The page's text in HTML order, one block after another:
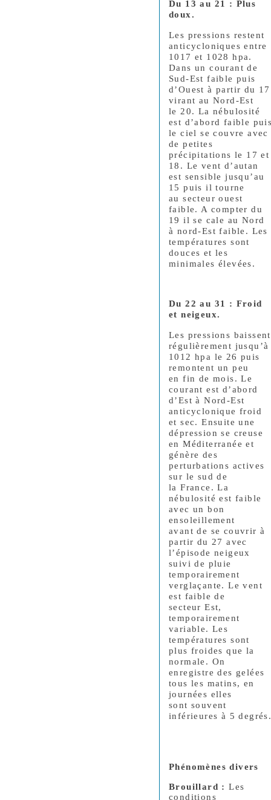
Du 13 au 21 : Plus
doux​.
Les pressions restent
anticycloniques entre
1017 et 1028 hpa.
Dans un courant de
Sud-Est faible puis
d’Ouest à partir du 17
virant au Nord-Est
le 20. La nébulosité
est d’abord faible
le ciel se couvre avec
de petites
précipitations le 17 et
18. Le vent d’autan
est sensible jusqu’au
15 puis il tourne
au secteur ouest
faible. A compter du
19 il se cale au Nord
à nord-Est faible. Les
températures sont
douces et les
minimales élevées.
Du 22 au 31 : Froid
et neigeux.
Les pressions baissent
régulièrement jusqu’à
1012 hpa le 26 puis
remontent un peu
en fin de mois. Le
courant est d’abord
d’Est à Nord-Est
anticyclonique froid
et sec. Ensuite une
dépression se creuse
en Méditerranée et
génère des
perturbations actives
sur le sud de
la France. La
nébulosité est faible
avec un bon
ensoleillement
avant de se couvrir à
partir du 27 avec
l’épisode neigeux
suivi de pluie
temporairement
verglaçante. Le vent
est faible de
secteur Est,
temporairement
variable. Les
températures sont
plus froides que la
normale. On
enregistre des gelées
tous les matins, en
journées elles
sont souvent
inférieures à 5
Phénomènes divers
Brouillard : Les
conditions